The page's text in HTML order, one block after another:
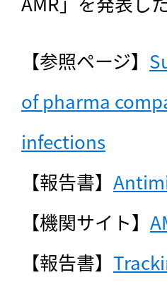
【参照ページ】
of pharma
infections
【報告書】
【機関サイト】
【報告書】